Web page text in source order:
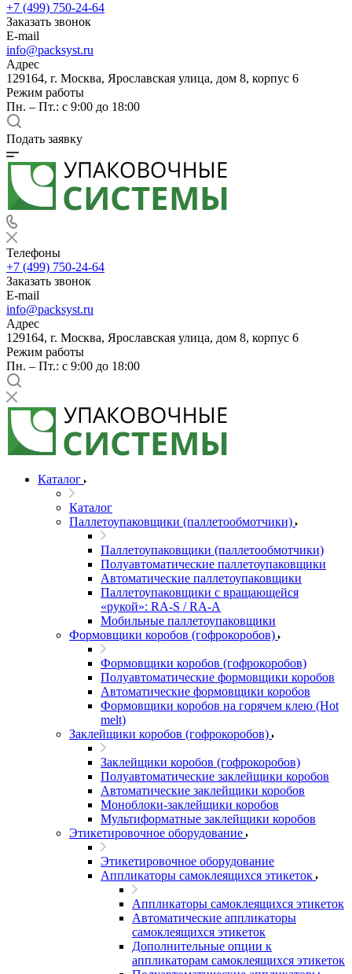
+7 (499) 750-24-64
Заказать звонок
E-mail
info@packsyst.ru
Адрес
129164, г. Москва, Ярославская улица, дом 8, корпус 6
Режим работы
Пн. – Пт.: с 9:00 до 18:00
Подать заявку
Телефоны
+7 (499) 750-24-64
Заказать звонок
E-mail
info@packsyst.ru
Адрес
129164, г. Москва, Ярославская улица, дом 8, корпус 6
Режим работы
Пн. – Пт.: с 9:00 до 18:00
Каталог
Каталог
Паллетоупаковщики (паллетообмотчики)
Паллетоупаковщики (паллетообмотчики)
Полуавтоматические паллетоупаковщики
Автоматические паллетоупаковщики
Паллетоупаковщики с вращающейся
«рукой»: RA-S / RA-A
Мобильные паллетоупаковщики
Формовщики коробов (гофрокоробов)
Формовщики коробов (гофрокоробов)
Полуавтоматические формовщики коробов
Автоматические формовщики коробов
Формовщики коробов на горячем клею (Hot
melt)
Заклейщики коробов (гофрокоробов)
Заклейщики коробов (гофрокоробов)
Полуавтоматические заклейщики коробов
Автоматические заклейщики коробов
Моноблоки-заклейщики коробов
Мультиформатные заклейщики коробов
Этикетировочное оборудование
Этикетировочное оборудование
Аппликаторы самоклеящихся этикеток
Аппликаторы самоклеящихся этикеток
Автоматические аппликаторы
самоклеящихся этикеток
Дополнительные опции к
аппликаторам самоклеящихся этикеток